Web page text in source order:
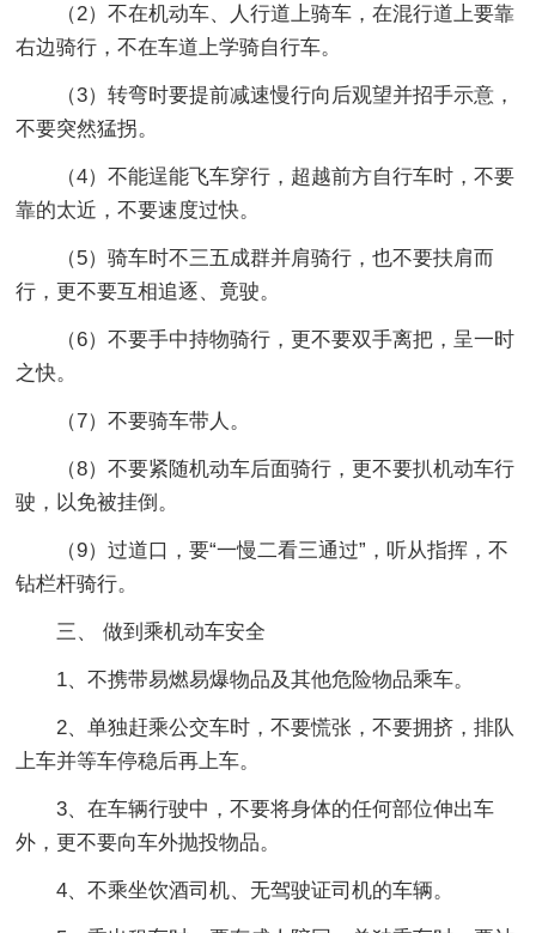
（2）不在机动车、人行道上骑车，在混行道上要靠
右边骑行，不在车道上学骑自行车。
（3）转弯时要提前减速慢行向后观望并招手示意，
不要突然猛拐。
（4）不能逞能飞车穿行，超越前方自行车时，不要
靠的太近，不要速度过快。
（5）骑车时不三五成群并肩骑行，也不要扶肩而
行，更不要互相追逐、竟驶。
（6）不要手中持物骑行，更不要双手离把，呈一时
之快。
（7）不要骑车带人。
（8）不要紧随机动车后面骑行，更不要扒机动车行
驶，以免被挂倒。
（9）过道口，要“一慢二看三通过”，听从指挥，不
钻栏杆骑行。
三、 做到乘机动车安全
1、不携带易燃易爆物品及其他危险物品乘车。
2、单独赶乘公交车时，不要慌张，不要拥挤，排队
上车并等车停稳后再上车。
3、在车辆行驶中，不要将身体的任何部位伸出车
外，更不要向车外抛投物品。
4、不乘坐饮酒司机、无驾驶证司机的车辆。